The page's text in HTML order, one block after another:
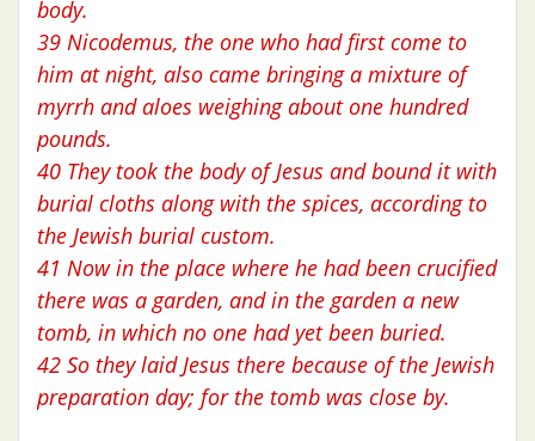
body.
39 Nicodemus, the one who had first come to
him at night, also came bringing a mixture of
myrrh and aloes weighing about one hundred
pounds.
40 They took the body of Jesus and bound it with
burial cloths along with the spices, according to
the Jewish burial custom.
41 Now in the place where he had been crucified
there was a garden, and in the garden a new
tomb, in which no one had yet been buried.
42 So they laid Jesus there because of the Jewish
preparation day; for the tomb was close by.